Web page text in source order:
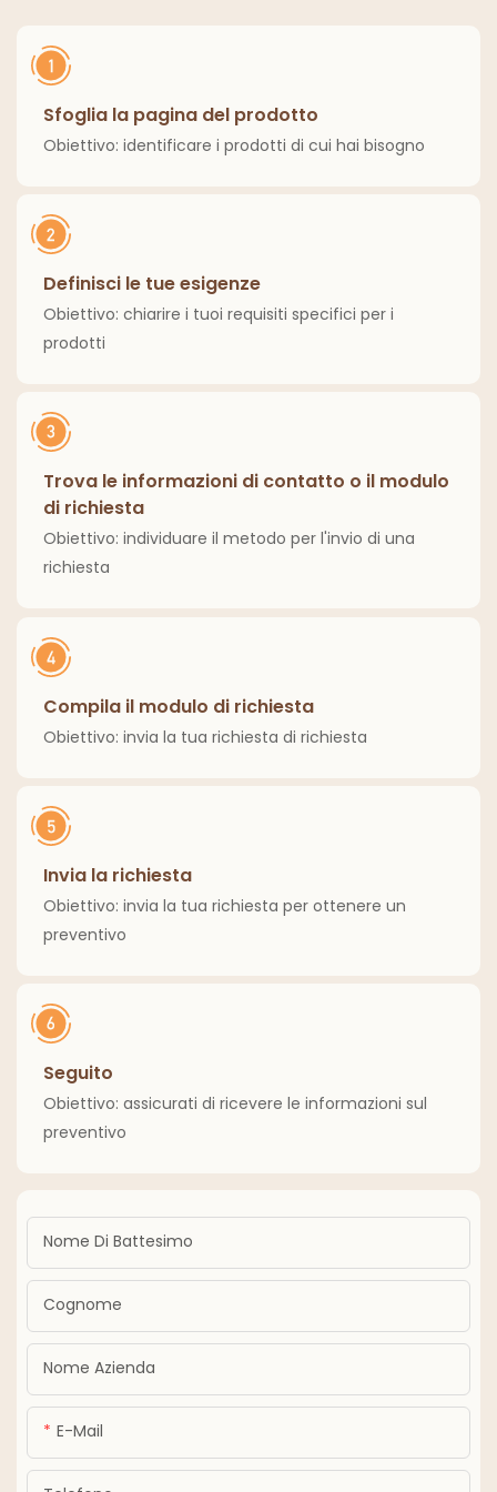
Sfoglia la pagina del prodotto
Obiettivo: identificare i prodotti di cui hai bisogno
Definisci le tue esigenze
Obiettivo: chiarire i tuoi requisiti specifici per i
prodotti
Trova le informazioni di contatto o il modulo
di richiesta
Obiettivo: individuare il metodo per l'invio di una
richiesta
Compila il modulo di richiesta
Obiettivo: invia la tua richiesta di richiesta
Invia la richiesta
Obiettivo: invia la tua richiesta per ottenere un
preventivo
Seguito
Obiettivo: assicurati di ricevere le informazioni sul
preventivo
Nome Di Battesimo
Cognome
Nome Azienda
E-Mail